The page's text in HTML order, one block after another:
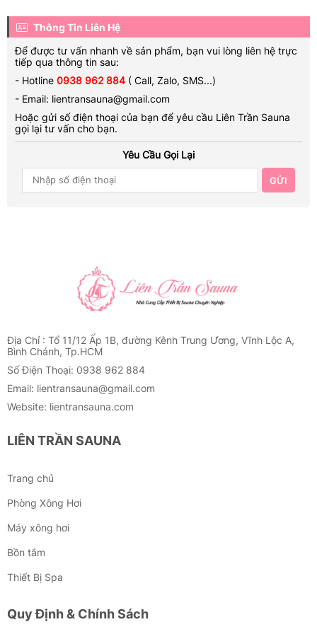
Thông Tin Liên Hệ
Để được tư vấn nhanh về sản phẩm, bạn vui lòng liên hệ trực
tiếp qua thông tin sau:
- Hotline 0938 962 884 ( Call, Zalo, SMS...)
- Email: lientransauna@gmail.com
Hoặc gửi số điện thoại của bạn để yêu cầu Liên Trần Sauna
gọi lại tư vấn cho bạn.
Yêu Cầu Gọi Lại
GỬI
Địa Chỉ : Tổ 11/12 Ấp 1B, đường Kênh Trung Ương, Vĩnh Lộc A,
Bình Chánh, Tp.HCM
Số Điện Thoại: 0938 962 884
Email: lientransauna@gmail.com
Website: lientransauna.com
LIÊN TRẦN SAUNA
Trang chủ
Phòng Xông Hơi
Máy xông hơi
Bồn tắm
Thiết Bị Spa
Quy Định & Chính Sách